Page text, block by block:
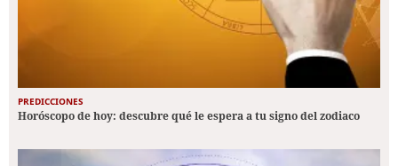
PREDICCIONES
Horóscopo de hoy: descubre qué le espera a tu signo del zodiaco